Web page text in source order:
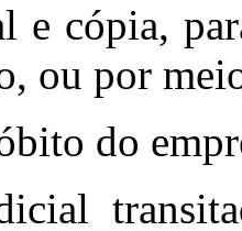
e cópia,
ou por
do